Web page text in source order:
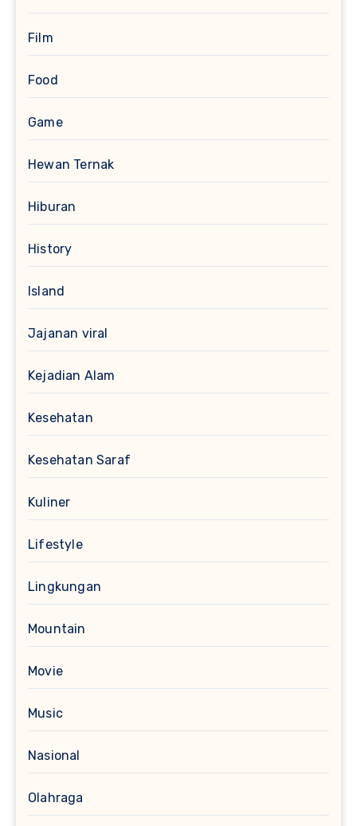
Film
Food
Game
Hewan Ternak
Hiburan
History
Island
Jajanan viral
Kejadian Alam
Kesehatan
Kesehatan Saraf
Kuliner
Lifestyle
Lingkungan
Mountain
Movie
Music
Nasional
Olahraga